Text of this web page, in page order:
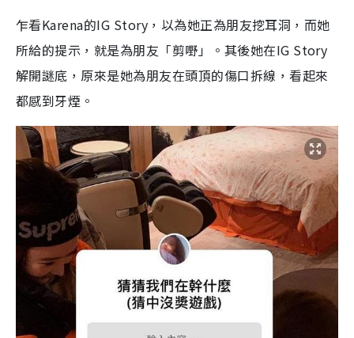
乍看Karena的IG Story，以為她正為朋友挖耳洞，而她
所給的提示，就是為朋友「剪嘢」。其後她在IG Story
解開謎底，原來是她為朋友在頭頂的傷口拆線，看起來
都感到牙煙。